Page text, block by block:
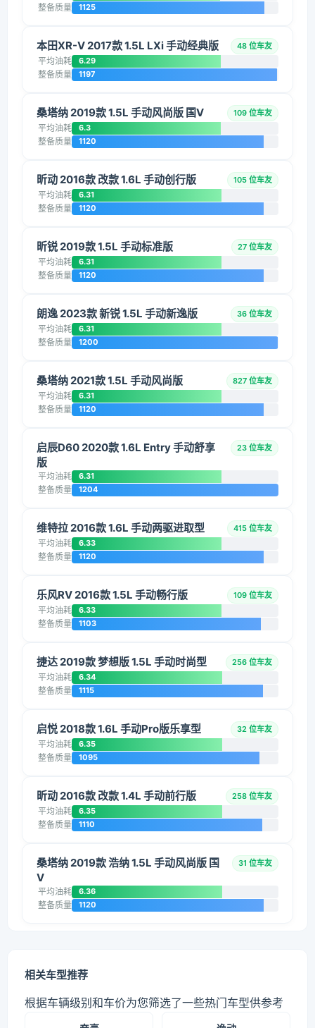
整备质量 1125
本田XR-V 2017款 1.5L LXi 手动经典版 48 位车友
平均油耗 6.29
整备质量 1197
桑塔纳 2019款 1.5L 手动风尚版 国V 109 位车友
平均油耗 6.3
整备质量 1120
昕动 2016款 改款 1.6L 手动创行版 105 位车友
平均油耗 6.31
整备质量 1120
昕锐 2019款 1.5L 手动标准版 27 位车友
平均油耗 6.31
整备质量 1120
朗逸 2023款 新锐 1.5L 手动新逸版 36 位车友
平均油耗 6.31
整备质量 1200
桑塔纳 2021款 1.5L 手动风尚版 827 位车友
平均油耗 6.31
整备质量 1120
启辰D60 2020款 1.6L Entry 手动舒享
版
23 位车友
平均油耗 6.31
整备质量 1204
维特拉 2016款 1.6L 手动两驱进取型 415 位车友
平均油耗 6.33
整备质量 1120
乐风RV 2016款 1.5L 手动畅行版 109 位车友
平均油耗 6.33
整备质量 1103
捷达 2019款 梦想版 1.5L 手动时尚型 256 位车友
平均油耗 6.34
整备质量 1115
启悦 2018款 1.6L 手动Pro版乐享型 32 位车友
平均油耗 6.35
整备质量 1095
昕动 2016款 改款 1.4L 手动前行版 258 位车友
平均油耗 6.35
整备质量 1110
桑塔纳 2019款 浩纳 1.5L 手动风尚版 国
V
31 位车友
平均油耗 6.36
整备质量 1120
相关车型推荐
根据车辆级别和车价为您筛选了一些热门车型供参考